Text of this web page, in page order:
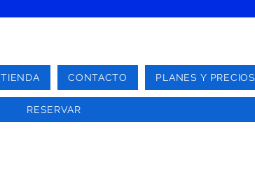
TIENDA CONTACTO PLANES Y PRECIOS
RESERVAR